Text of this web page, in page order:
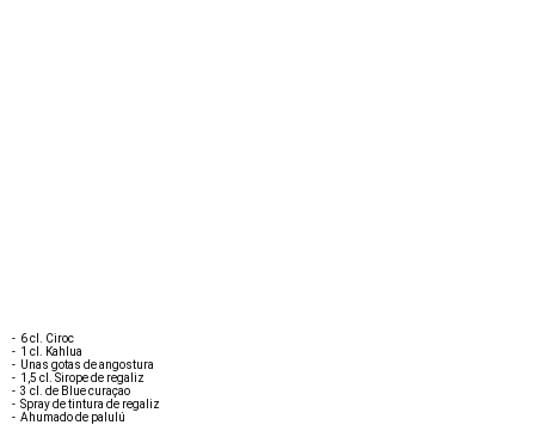
- 6 cl. Ciroc
- 1 cl. Kahlua
- Unas gotas de angostura
- 1,5 cl. Sirope de regaliz
- 3 cl. de Blue curaçao
- Spray de tintura de regaliz
- Ahumado de palulú